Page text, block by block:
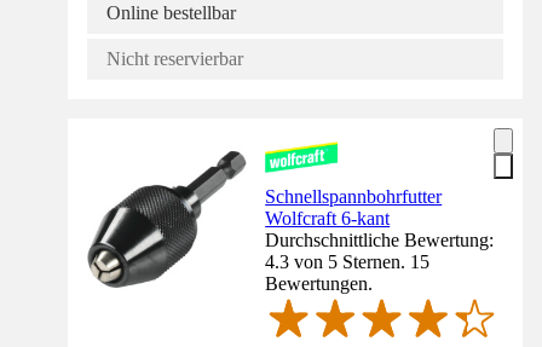
Online bestellbar
Nicht reservierbar
Schnellspannbohrfutter
Wolfcraft 6-kant
Durchschnittliche Bewertung:
4.3 von 5 Sternen. 15
Bewertungen.